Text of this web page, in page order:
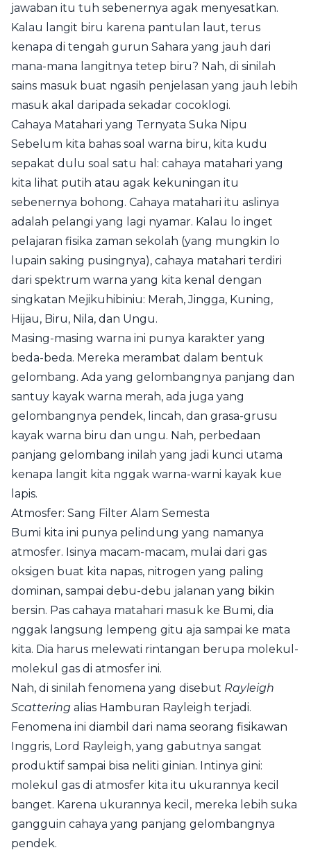
jawaban itu tuh sebenernya agak menyesatkan.
Kalau langit biru karena pantulan laut, terus
kenapa di tengah gurun Sahara yang jauh dari
mana-mana langitnya tetep biru? Nah, di sinilah
sains masuk buat ngasih penjelasan yang jauh lebih
masuk akal daripada sekadar cocoklogi.
Cahaya Matahari yang Ternyata Suka Nipu
Sebelum kita bahas soal warna biru, kita kudu
sepakat dulu soal satu hal: cahaya matahari yang
kita lihat putih atau agak kekuningan itu
sebenernya bohong. Cahaya matahari itu aslinya
adalah pelangi yang lagi nyamar. Kalau lo inget
pelajaran fisika zaman sekolah (yang mungkin lo
lupain saking pusingnya), cahaya matahari terdiri
dari spektrum warna yang kita kenal dengan
singkatan Mejikuhibiniu: Merah, Jingga, Kuning,
Hijau, Biru, Nila, dan Ungu.
Masing-masing warna ini punya karakter yang
beda-beda. Mereka merambat dalam bentuk
gelombang. Ada yang gelombangnya panjang dan
santuy kayak warna merah, ada juga yang
gelombangnya pendek, lincah, dan grasa-grusu
kayak warna biru dan ungu. Nah, perbedaan
panjang gelombang inilah yang jadi kunci utama
kenapa langit kita nggak warna-warni kayak kue
lapis.
Atmosfer: Sang Filter Alam Semesta
Bumi kita ini punya pelindung yang namanya
atmosfer. Isinya macam-macam, mulai dari gas
oksigen buat kita napas, nitrogen yang paling
dominan, sampai debu-debu jalanan yang bikin
bersin. Pas cahaya matahari masuk ke Bumi, dia
nggak langsung lempeng gitu aja sampai ke mata
kita. Dia harus melewati rintangan berupa molekul-
molekul gas di atmosfer ini.
Nah, di sinilah fenomena yang disebut Rayleigh
Scattering alias Hamburan Rayleigh terjadi.
Fenomena ini diambil dari nama seorang fisikawan
Inggris, Lord Rayleigh, yang gabutnya sangat
produktif sampai bisa neliti ginian. Intinya gini:
molekul gas di atmosfer kita itu ukurannya kecil
banget. Karena ukurannya kecil, mereka lebih suka
gangguin cahaya yang panjang gelombangnya
pendek.